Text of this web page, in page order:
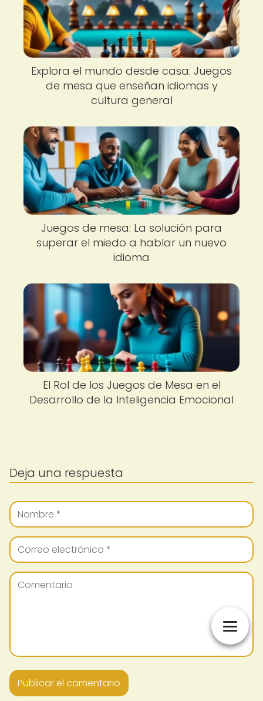
Explora el mundo desde casa: Juegos
de mesa que enseñan idiomas y
cultura general
Juegos de mesa: La solución para
superar el miedo a hablar un nuevo
idioma
El Rol de los Juegos de Mesa en el
Desarrollo de la Inteligencia Emocional
Deja una respuesta